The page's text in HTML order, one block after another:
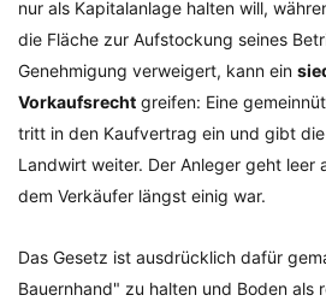
nur als Kapitalanlage halten will,
die Fläche zur Aufstockung seines
Genehmigung verweigert, kann ein
Vorkaufsrecht greifen: Eine
tritt in den Kaufvertrag ein und gibt
Landwirt weiter. Der Anleger geht leer
dem Verkäufer längst einig war.
Das Gesetz ist ausdrücklich dafür
Bauernhand" zu halten und Boden als